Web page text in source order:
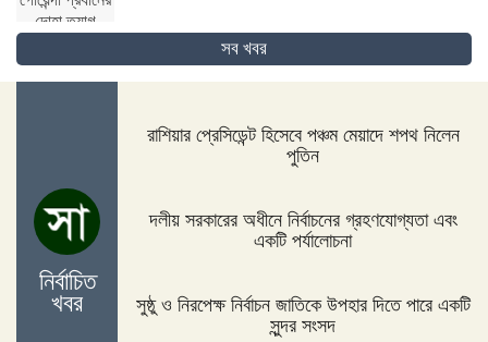
গোপালগঞ্জের কোটালীপাড়ায় ৮ দিনব্যাপী রথযাত্রা উদযাপিত
জিম্বাবুয়ের দায়িত্বে বাংলাদেশের সাবেক বোলিং কোচ ল্যাঙ্গাভেল্ট
দিনাজপুরের ফুলবাড়ীতে সড়ক দুর্ঘটনায় দু’জন নিহত
সব খবর
নির্বাচিত
খবর
রাশিয়ার প্রেসিডেন্ট হিসেবে পঞ্চম মেয়াদে শপথ নিলেন
পুতিন
দলীয় সরকারের অধীনে নির্বাচনের গ্রহণযোগ্যতা এবং
একটি পর্যালোচনা
সুষ্ঠু ও নিরপেক্ষ নির্বাচন জাতিকে উপহার দিতে পারে একটি
সুন্দর সংসদ